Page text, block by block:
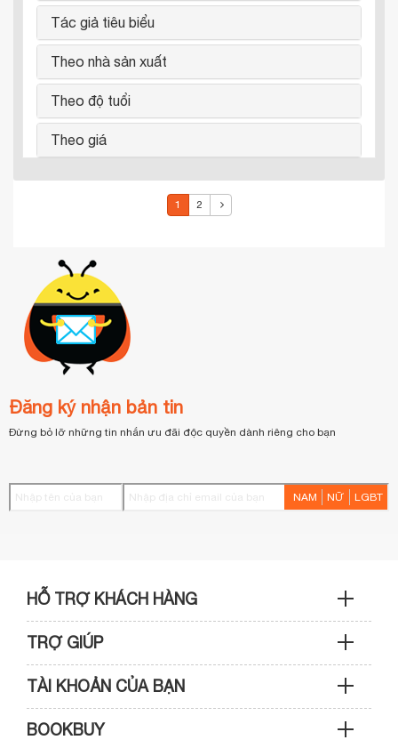
Tác giả tiêu biểu
Theo nhà sản xuất
Theo độ tuổi
Theo giá
1 2
Đăng ký nhận bản tin
Đừng bỏ lỡ những tin nhắn ưu đãi độc quyền dành riêng cho bạn
NAM NỮ LGBT
HỖ TRỢ KHÁCH HÀNG
Sản phẩm & Đơn hàng: 0933 109 009
Kỹ thuật & Bảo hành: 0989 439 986
TRỢ GIÚP
Hướng dẫn mua hàng
TÀI KHOẢN CỦA BẠN
Cập nhật tài khoản
BOOKBUY